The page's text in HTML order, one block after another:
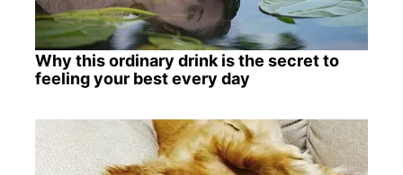
Why this ordinary drink is the secret to
feeling your best every day